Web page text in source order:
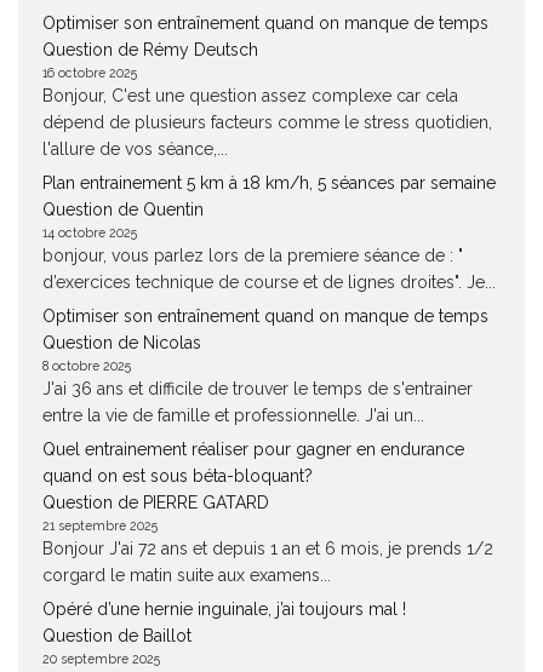
Optimiser son entraînement quand on manque de temps
Question de Rémy Deutsch
16 octobre 2025
Bonjour, C'est une question assez complexe car cela
dépend de plusieurs facteurs comme le stress quotidien,
l'allure de vos séance,...
Plan entrainement 5 km à 18 km/h, 5 séances par semaine
Question de Quentin
14 octobre 2025
bonjour, vous parlez lors de la premiere séance de : "
d’exercices technique de course et de lignes droites". Je...
Optimiser son entraînement quand on manque de temps
Question de Nicolas
8 octobre 2025
J'ai 36 ans et difficile de trouver le temps de s'entrainer
entre la vie de famille et professionnelle. J'ai un...
Quel entrainement réaliser pour gagner en endurance
quand on est sous béta-bloquant?
Question de PIERRE GATARD
21 septembre 2025
Bonjour J'ai 72 ans et depuis 1 an et 6 mois, je prends 1/2
corgard le matin suite aux examens...
Opéré d’une hernie inguinale, j’ai toujours mal !
Question de Baillot
20 septembre 2025